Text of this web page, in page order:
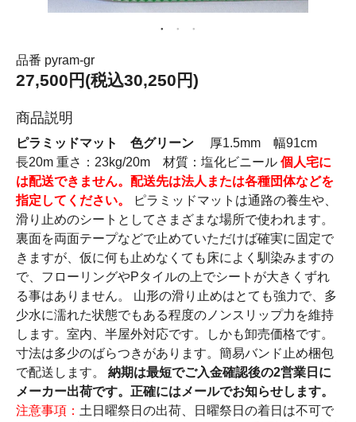
品番 pyram-gr
27,500円(税込30,250円)
商品説明
ピラミッドマット 色グリーン
厚1.5mm 幅91cm
長20m 重さ：23kg/20m 材質：塩化ビニール 個人宅に
は配送できません。配送先は法人または各種団体などを
指定してください。
ピラミッドマットは通路の養生や、
滑り止めのシートとしてさまざまな場所で使われます。
裏面を両面テープなどで止めていただけば確実に固定で
きますが、仮に何も止めなくても床によく馴染みますの
で、フローリングやPタイルの上でシートが大きくずれ
る事はありません。 山形の滑り止めはとても強力で、多
少水に濡れた状態でもある程度のノンスリップ力を維持
します。室内、半屋外対応です。しかも卸売価格です。
寸法は多少のばらつきがあります。簡易バンド止め梱包
で配送します。 納期は最短でご入金確認後の2営業日に
メーカー出荷です。正確にはメールでお知らせします。
注意事項： 土日曜祭日の出荷、日曜祭日の着日は不可で